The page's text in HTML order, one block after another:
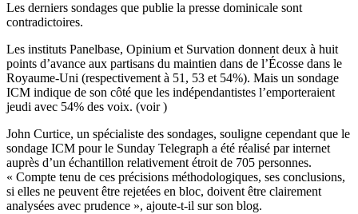
Les derniers sondages que publie la presse dominicale sont
contradictoires.
Les instituts Panelbase, Opinium et Survation donnent deux à huit
points d’avance aux partisans du maintien dans de l’Écosse dans le
Royaume-Uni (respectivement à 51, 53 et 54%). Mais un sondage
ICM indique de son côté que les indépendantistes l’emporteraient
jeudi avec 54% des voix. (voir )
John Curtice, un spécialiste des sondages, souligne cependant que le
sondage ICM pour le Sunday Telegraph a été réalisé par internet
auprès d’un échantillon relativement étroit de 705 personnes.
« Compte tenu de ces précisions méthodologiques, ses conclusions,
si elles ne peuvent être rejetées en bloc, doivent être clairement
analysées avec prudence », ajoute-t-il sur son blog.